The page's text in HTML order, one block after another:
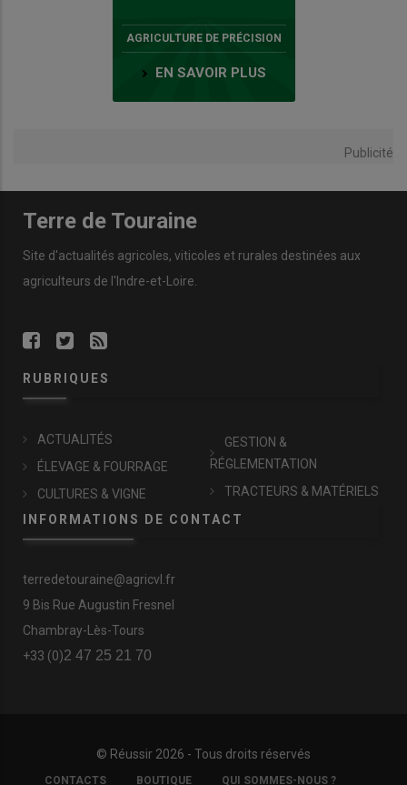
AGRICULTURE DE PRÉCISION
EN SAVOIR PLUS
Publicité
Terre de Touraine
Site d'actualités agricoles, viticoles et rurales destinées aux
agriculteurs de l'Indre-et-Loire.
RUBRIQUES
ACTUALITÉS
ÉLEVAGE & FOURRAGE
CULTURES & VIGNE
GESTION &
RÉGLEMENTATION
TRACTEURS & MATÉRIELS
INFORMATIONS DE CONTACT
terredetouraine@agricvl.fr
9 Bis Rue Augustin Fresnel
Chambray-Lès-Tours
+33 (0)2 47 25 21 70
© Réussir 2026 - Tous droits réservés
FOOTER
CONTACTS BOUTIQUE QUI SOMMES-NOUS ?